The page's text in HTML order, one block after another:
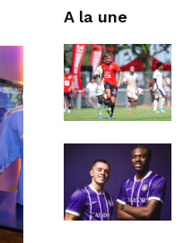
A la une